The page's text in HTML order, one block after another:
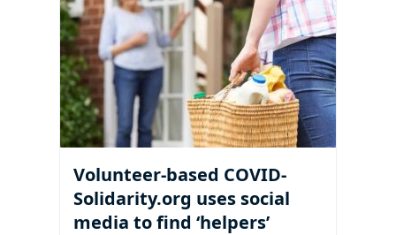
Volunteer-based COVID-
Solidarity.org uses social
media to find ‘helpers’